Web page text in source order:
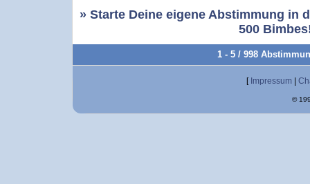
» Starte Deine eigene Abstimmung in
500
1 - 5 / 998
[ Impressum
©